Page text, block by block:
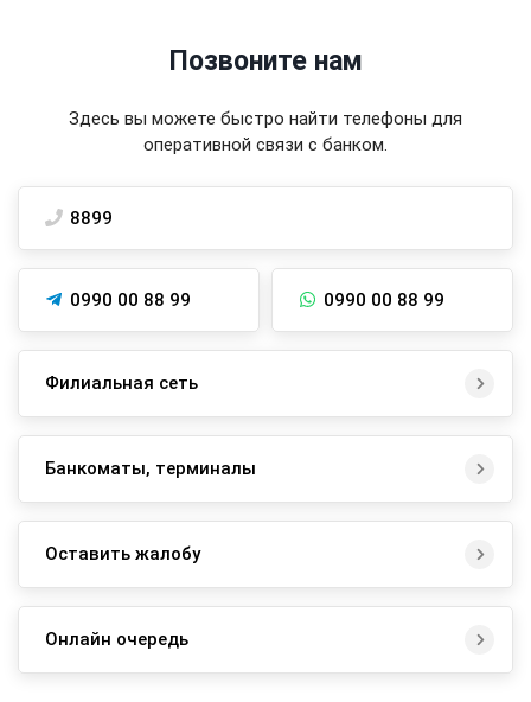
Позвоните нам
Здесь вы можете быстро найти телефоны для
оперативной связи с банком.
8899
0990 00 88 99 0990 00 88 99
Филиальная сеть
Банкоматы, терминалы
Оставить жалобу
Онлайн очередь